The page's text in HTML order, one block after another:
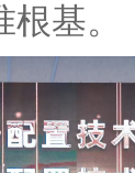
基。